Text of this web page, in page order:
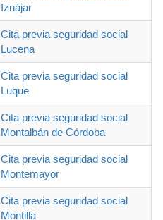
Iznájar
Cita previa seguridad social
Lucena
Cita previa seguridad social
Luque
Cita previa seguridad social
Montalbán de Córdoba
Cita previa seguridad social
Montemayor
Cita previa seguridad social
Montilla